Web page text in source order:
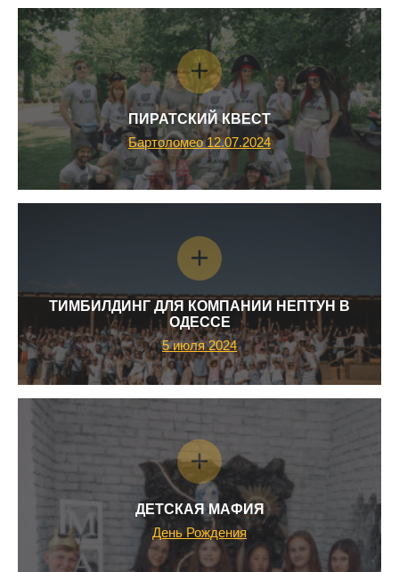
ПИРАТСКИЙ КВЕСТ
Бартоломео 12.07.2024
ТИМБИЛДИНГ ДЛЯ КОМПАНИИ НЕПТУН В
ОДЕССЕ
5 июля 2024
ДЕТСКАЯ МАФИЯ
День Рождения